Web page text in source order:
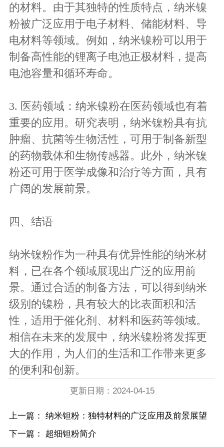
的材料。由于其独特的性质特点，纳米镍
粉被广泛应用于电子材料、储能材料、导
电材料等领域。例如，纳米镍粉可以用于
制备高性能的锂离子电池正极材料，提高
电池容量和循环寿命。
3. 医药领域：纳米镍粉在医药领域也有着
重要的应用。研究表明，纳米镍粉具有抗
肿瘤、抗菌等生物活性，可用于制备新型
的药物载体和生物传感器。此外，纳米镍
粉还可用于医学成像和治疗等方面，具有
广阔的发展前景。
四、结语
纳米镍粉作为一种具有优异性能的纳米材
料，已在各个领域展现出广泛的应用前
景。通过合适的制备方法，可以得到纳米
级别的镍粉，具有较大的比表面积和活
性，适用于催化剂、材料和医药等领域。
相信在未来的发展中，纳米镍粉将发挥更
大的作用，为人们的生活和工作带来更多
的便利和创新。
更新日期：2024-04-15
上一篇： 纳米钽粉：独特材料的广泛应用及前景展望
下一篇： 超细钽粉简介